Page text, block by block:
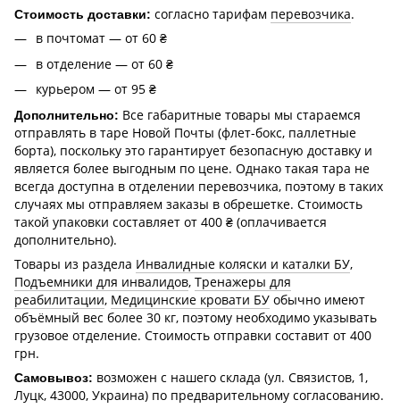
Стоимость доставки: согласно тарифам перевозчика.
в почтомат — от 60 ₴
в отделение — от 60 ₴
курьером — от 95 ₴
Дополнительно: Все габаритные товары мы стараемся
отправлять в таре Новой Почты (флет-бокс, паллетные
борта), поскольку это гарантирует безопасную доставку и
является более выгодным по цене. Однако такая тара не
всегда доступна в отделении перевозчика, поэтому в таких
случаях мы отправляем заказы в обрешетке. Стоимость
такой упаковки составляет от 400 ₴ (оплачивается
дополнительно).
Товары из раздела Инвалидные коляски и каталки БУ,
Подъемники для инвалидов, Тренажеры для
реабилитации, Медицинские кровати БУ обычно имеют
объёмный вес более 30 кг, поэтому необходимо указывать
грузовое отделение. Стоимость отправки составит от 400
грн.
Самовывоз: возможен с нашего склада (ул. Связистов, 1,
Луцк, 43000, Украина) по предварительному согласованию.